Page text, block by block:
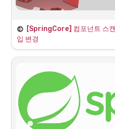
자동 주입을 위한 컴포넌
스프링은 설정 정보가 없어도 자동으
으로 직접 설정 정보를 작성하고, 의
이제 스프링에서는
@ComponentScan
아 빈으로 등록한다 → 의존관계는
AutoAppConfig.java
로 자동 주입
다. 실제로는 AppConfig에 작업해도
[SpringCore] 컴포넌트 스
입 변경